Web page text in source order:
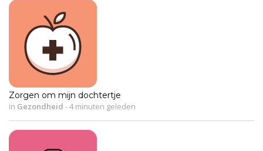
Zorgen om mijn dochtertje
in Gezondheid -4 minuten geleden